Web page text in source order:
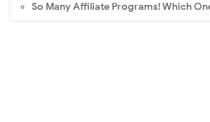
So Many Affiliate Programs! Which